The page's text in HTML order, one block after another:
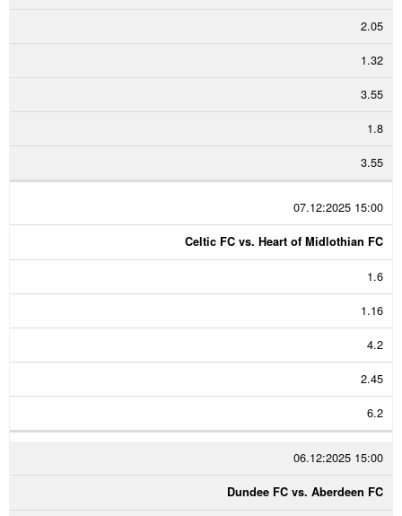
2.05
1.32
3.55
1.8
3.55
07.12:2025 15:00
Celtic FC vs. Heart of Midlothian FC
1.6
1.16
4.2
2.45
6.2
06.12:2025 15:00
Dundee FC vs. Aberdeen FC